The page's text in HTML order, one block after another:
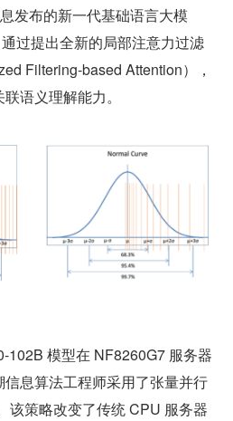
发布的新一代基础语言大模
过提出全新的局部注意力过滤
Filtering-based Attention），
语义理解能力。
102B 模型在 NF8260G7 服务器
息算法工程师采用了张量并行
该策略改变了传统 CPU 服务器